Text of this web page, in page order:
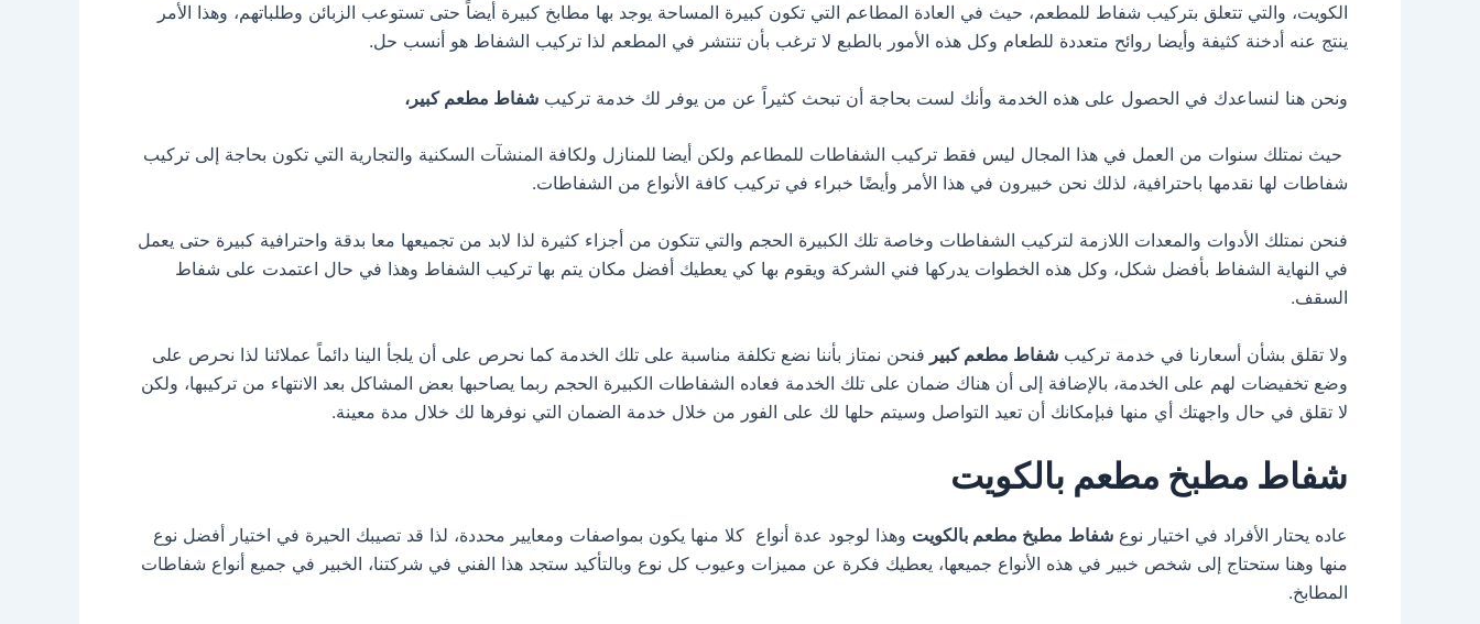
الكويت، والتي تتعلق بتركيب شفاط للمطعم، حيث في العادة المطاعم التي تكون كبيرة المساحة يوجد بها مطابخ كبيرة أيضاً حتى تستوعب الزبائن وطلباتهم، وهذا الأمر
ينتج عنه أدخنة كثيفة وأيضا روائح متعددة للطعام وكل هذه الأمور بالطبع لا ترغب بأن تنتشر في المطعم لذا تركيب الشفاط هو أنسب حل.
ونحن هنا لنساعدك في الحصول على هذه الخدمة وأنك لست بحاجة أن تبحث كثيراً عن من يوفر لك خدمة تركيب شفاط مطعم كبير،
حيث نمتلك سنوات من العمل في هذا المجال ليس فقط تركيب الشفاطات للمطاعم ولكن أيضا للمنازل ولكافة المنشآت السكنية والتجارية التي تكون بحاجة إلى تركيب
شفاطات لها نقدمها باحترافية، لذلك نحن خبيرون في هذا الأمر وأيضًا خبراء في تركيب كافة الأنواع من الشفاطات.
فنحن نمتلك الأدوات والمعدات اللازمة لتركيب الشفاطات وخاصة تلك الكبيرة الحجم والتي تتكون من أجزاء كثيرة لذا لابد من تجميعها معا بدقة واحترافية كبيرة حتى يعمل
في النهاية الشفاط بأفضل شكل، وكل هذه الخطوات يدركها فني الشركة ويقوم بها كي يعطيك أفضل مكان يتم بها تركيب الشفاط وهذا في حال اعتمدت على شفاط
السقف.
ولا تقلق بشأن أسعارنا في خدمة تركيب شفاط مطعم كبير فنحن نمتاز بأننا نضع تكلفة مناسبة على تلك الخدمة كما نحرص على أن يلجأ الينا دائماً عملائنا لذا نحرص على
وضع تخفيضات لهم على الخدمة، بالإضافة إلى أن هناك ضمان على تلك الخدمة فعاده الشفاطات الكبيرة الحجم ربما يصاحبها بعض المشاكل بعد الانتهاء من تركيبها، ولكن
لا تقلق في حال واجهتك أي منها فبإمكانك أن تعيد التواصل وسيتم حلها لك على الفور من خلال خدمة الضمان التي نوفرها لك خلال مدة معينة.
شفاط مطبخ مطعم بالكويت
عاده يحتار الأفراد في اختيار نوع شفاط مطبخ مطعم بالكويت وهذا لوجود عدة أنواع كلا منها يكون بمواصفات ومعايير محددة، لذا قد تصيبك الحيرة في اختيار أفضل نوع
منها وهنا ستحتاج إلى شخص خبير في هذه الأنواع جميعها، يعطيك فكرة عن مميزات وعيوب كل نوع وبالتأكيد ستجد هذا الفني في شركتنا، الخبير في جميع أنواع شفاطات
المطابخ.